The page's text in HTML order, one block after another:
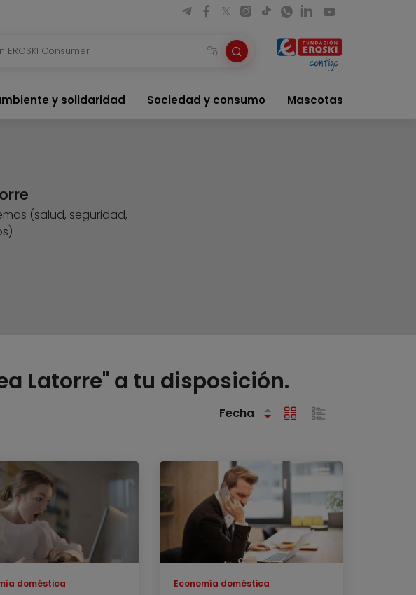
y solidaridad Sociedad y consumo Mascotas
(salud, seguridad,
Latorre" a tu disposición.
Fecha
doméstica Economía doméstica